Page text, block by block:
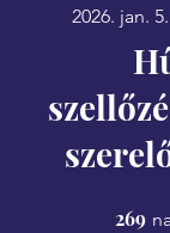
2026. jan.
269